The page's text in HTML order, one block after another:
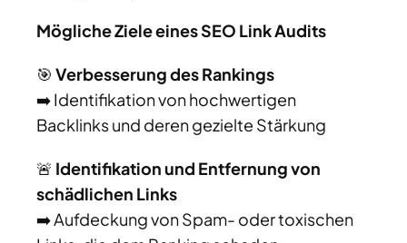
Mögliche Ziele eines SEO Link Audits
🎯 Verbesserung des Rankings
➡️ Identifikation von hochwertigen
Backlinks und deren gezielte Stärkung
🚨 Identifikation und Entfernung von
schädlichen Links
➡️ Aufdeckung von Spam- oder toxischen